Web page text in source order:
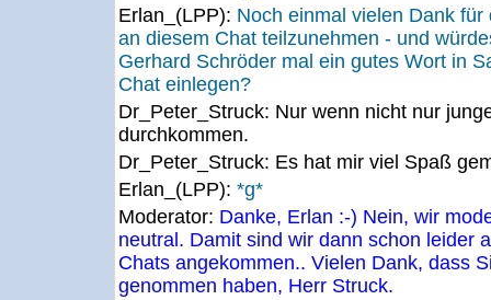
Erlan_(LPP): Noch einmal vielen Dank für
an diesem Chat teilzunehmen - und
Gerhard Schröder mal ein gutes Wort in
Chat einlegen?
Dr_Peter_Struck: Nur wenn nicht nur
durchkommen.
Dr_Peter_Struck: Es hat mir viel Spaß
Erlan_(LPP): *g*
Moderator: Danke, Erlan :-) Nein, wir
neutral. Damit sind wir dann schon leider
Chats angekommen.. Vielen Dank, dass
genommen haben, Herr Struck.